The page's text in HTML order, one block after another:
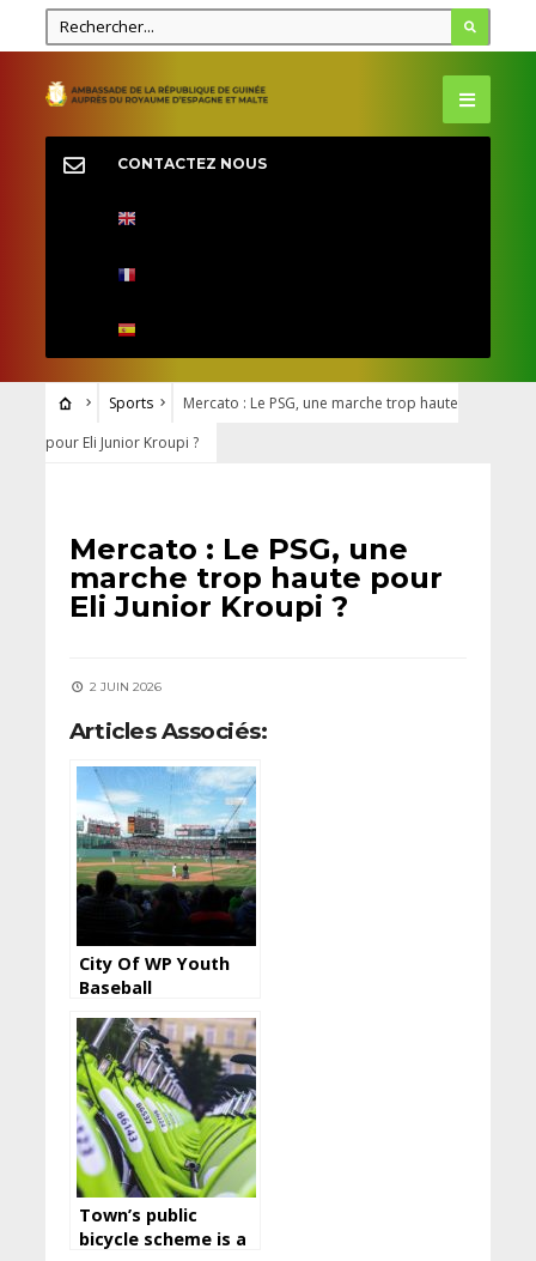
CONTACTEZ NOUS
Sports
Mercato : Le PSG, une marche trop haute
pour Eli Junior Kroupi ?
Mercato : Le PSG, une
marche trop haute pour
Eli Junior Kroupi ?
2 JUIN 2026
Articles Associés:
City Of WP Youth
Baseball
Town’s public
bicycle scheme is a